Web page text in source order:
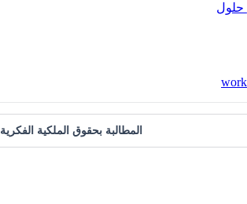
حلول
المطالبة بحقوق الملكية الفكرية